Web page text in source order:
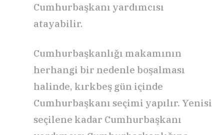
Cumhurbaşkanı yardımcısı
atayabilir.
Cumhurbaşkanlığı makamının
herhangi bir nedenle boşalması
halinde, kırkbeş gün içinde
Cumhurbaşkanı seçimi yapılır. Yenisi
seçilene kadar Cumhurbaşkanı